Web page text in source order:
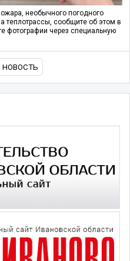
необычного погодного
теплотрассы, сообщите об этом в
фотографии через специальную